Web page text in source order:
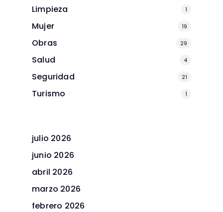
Limpieza 1
Mujer 19
Obras 29
Salud 4
Seguridad 21
Turismo 1
julio 2026
junio 2026
abril 2026
marzo 2026
febrero 2026